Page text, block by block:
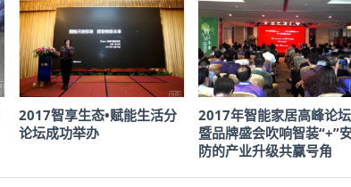
2017智享生态•赋能生活分
论坛成功举办
2017年智能家居高峰论坛
暨品牌盛会吹响智装“+”
防的产业升级共赢号角